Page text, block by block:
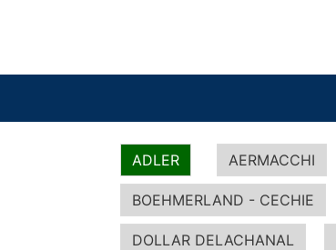
ADLER AERMACCHI
BOEHMERLAND - CECHIE
DOLLAR DELACHANAL